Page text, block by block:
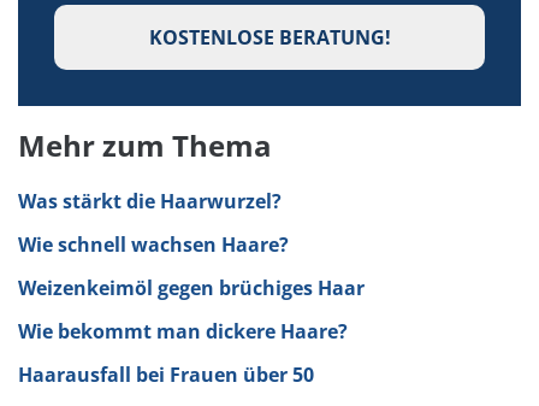
KOSTENLOSE BERATUNG!
Mehr zum Thema
Was stärkt die Haarwurzel?
Wie schnell wachsen Haare?
Weizenkeimöl gegen brüchiges Haar
Wie bekommt man dickere Haare?
Haarausfall bei Frauen über 50